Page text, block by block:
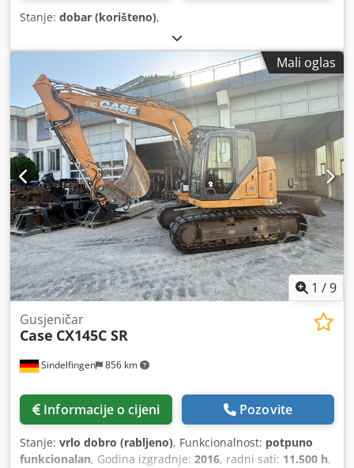
Stanje: dobar (korišteno),
Mali oglas
1 /9
Sindelfingen 856 km
Gusjeničar
Case CX145C SR
Informacije o cijeni Pozovite
Stanje: vrlo dobro (rabljeno), Funkcionalnost: potpuno
funkcionalan, Godina izgradnje: 2016, radni sati: 11.500 h,